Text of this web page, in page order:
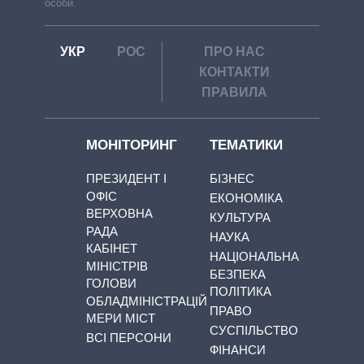
особи.
УКР РОС
ПРО НАС
КОНТАКТИ
ПРАВИЛА
МОНІТОРИНГ
ПРЕЗИДЕНТ І
ОФІС
ВЕРХОВНА
РАДА
КАБІНЕТ
МІНІСТРІВ
ГОЛОВИ
ОБЛАДМІНІСТРАЦІЙ
МЕРИ МІСТ
ВСІ ПЕРСОНИ
ТЕМАТИКИ
БІЗНЕС
ЕКОНОМІКА
КУЛЬТУРА
НАУКА
НАЦІОНАЛЬНА
БЕЗПЕКА
ПОЛІТИКА
ПРАВО
СУСПІЛЬСТВО
ФІНАНСИ